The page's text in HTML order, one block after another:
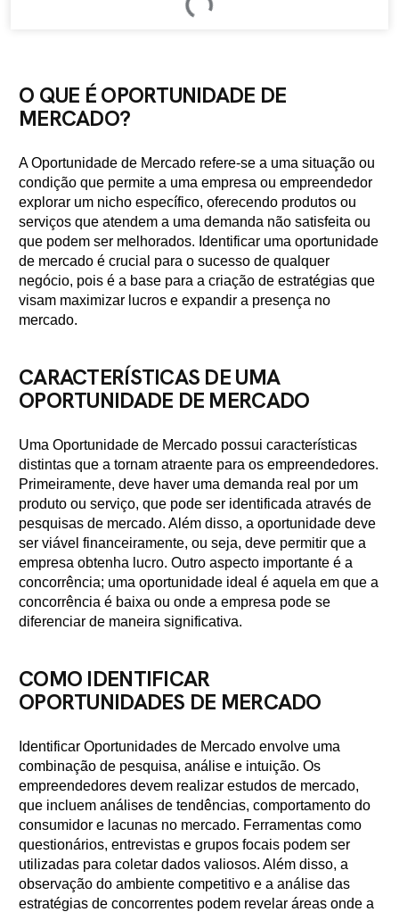
O QUE É OPORTUNIDADE DE
MERCADO?
A Oportunidade de Mercado refere-se a uma situação ou
condição que permite a uma empresa ou empreendedor
explorar um nicho específico, oferecendo produtos ou
serviços que atendem a uma demanda não satisfeita ou
que podem ser melhorados. Identificar uma oportunidade
de mercado é crucial para o sucesso de qualquer
negócio, pois é a base para a criação de estratégias que
visam maximizar lucros e expandir a presença no
mercado.
CARACTERÍSTICAS DE UMA
OPORTUNIDADE DE MERCADO
Uma Oportunidade de Mercado possui características
distintas que a tornam atraente para os empreendedores.
Primeiramente, deve haver uma demanda real por um
produto ou serviço, que pode ser identificada através de
pesquisas de mercado. Além disso, a oportunidade deve
ser viável financeiramente, ou seja, deve permitir que a
empresa obtenha lucro. Outro aspecto importante é a
concorrência; uma oportunidade ideal é aquela em que a
concorrência é baixa ou onde a empresa pode se
diferenciar de maneira significativa.
COMO IDENTIFICAR
OPORTUNIDADES DE MERCADO
Identificar Oportunidades de Mercado envolve uma
combinação de pesquisa, análise e intuição. Os
empreendedores devem realizar estudos de mercado,
que incluem análises de tendências, comportamento do
consumidor e lacunas no mercado. Ferramentas como
questionários, entrevistas e grupos focais podem ser
utilizadas para coletar dados valiosos. Além disso, a
observação do ambiente competitivo e a análise das
estratégias de concorrentes podem revelar áreas onde a